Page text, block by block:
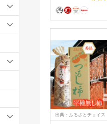
気 おすすめ
料無料【
出典：ふるさとチョイス